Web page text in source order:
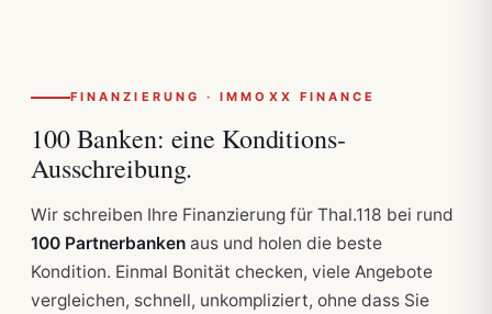
FINANZIERUNG · IMMOXX FINANCE
100 Banken: eine Konditions-
Ausschreibung.
Wir schreiben Ihre Finanzierung für Thal.118 bei rund
100 Partnerbanken aus und holen die beste
Kondition. Einmal Bonität checken, viele Angebote
vergleichen, schnell, unkompliziert, ohne dass Sie